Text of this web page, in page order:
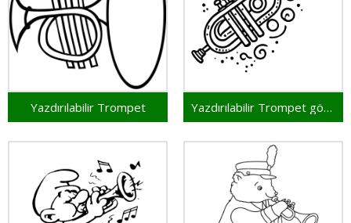
Yazdırılabilir Trompet Yazdırılabilir Trompet görsel